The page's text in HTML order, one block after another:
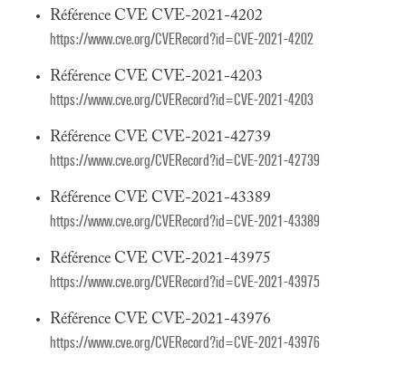
Référence CVE CVE-2021-4202
https://www.cve.org/CVERecord?id=CVE-2021-4202
Référence CVE CVE-2021-4203
https://www.cve.org/CVERecord?id=CVE-2021-4203
Référence CVE CVE-2021-42739
https://www.cve.org/CVERecord?id=CVE-2021-42739
Référence CVE CVE-2021-43389
https://www.cve.org/CVERecord?id=CVE-2021-43389
Référence CVE CVE-2021-43975
https://www.cve.org/CVERecord?id=CVE-2021-43975
Référence CVE CVE-2021-43976
https://www.cve.org/CVERecord?id=CVE-2021-43976